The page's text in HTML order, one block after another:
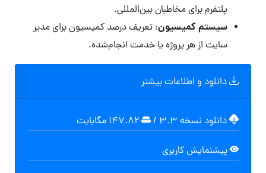
پلتفرم برای مخاطبان بین‌المللی.
سیستم کمیسیون: تعریف درصد کمیسیون برای مدیر
سایت از هر پروژه یا خدمت انجام‌شده.
دانلود و اطلاعات بیشتر
دانلود نسخه ۳.۳ /
پیشنمایش کاربری